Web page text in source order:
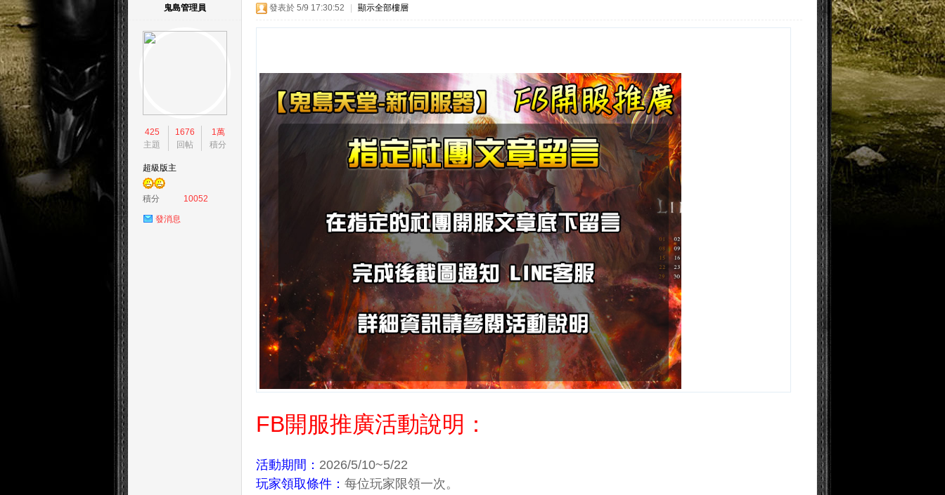
鬼島管理員
425
主題
1676
回帖
1萬
積分
超級版主
積分 10052
發消息
發表於 5/9 17:30:52 顯示全部樓層
FB開服推廣活動說明：
活動期間： 2026/5/10~5/22
玩家領取條件： 每位玩家限領一次。